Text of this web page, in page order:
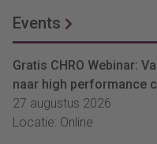
Events
Gratis CHRO Webinar:
naar high performance
27 augustus 2026
Locatie: Online